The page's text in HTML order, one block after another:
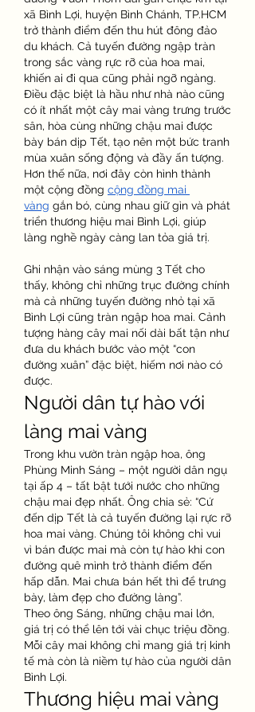
xã Bình Lợi, huyện Bình Chánh, TP.HCM
trở thành điểm đến thu hút đông đảo
du khách. Cả tuyến đường ngập tràn
trong sắc vàng rực rỡ của hoa mai,
khiến ai đi qua cũng phải ngỡ ngàng.
Điều đặc biệt là hầu như nhà nào cũng
có ít nhất một cây mai vàng trưng trước
sân, hòa cùng những chậu mai được
bày bán dịp Tết, tạo nên một bức tranh
mùa xuân sống động và đầy ấn tượng.
Hơn thế nữa, nơi đây còn hình thành
một cộng đồng cộng đồng mai
vàng gắn bó, cùng nhau giữ gìn và phát
triển thương hiệu mai Bình Lợi, giúp
làng nghề ngày càng lan tỏa giá trị.
Ghi nhận vào sáng mùng 3 Tết cho
thấy, không chỉ những trục đường chính
mà cả những tuyến đường nhỏ tại xã
Bình Lợi cũng tràn ngập hoa mai. Cảnh
tượng hàng cây mai nối dài bất tận như
đưa du khách bước vào một “con
đường xuân” đặc biệt, hiếm nơi nào có
được.
Người dân tự hào với
làng mai vàng
Trong khu vườn tràn ngập hoa, ông
Phùng Minh Sáng – một người dân ngụ
tại ấp 4 – tất bật tưới nước cho những
chậu mai đẹp nhất. Ông chia sẻ: “Cứ
đến dịp Tết là cả tuyến đường lại rực rỡ
hoa mai vàng. Chúng tôi không chỉ vui
vì bán được mai mà còn tự hào khi con
đường quê mình trở thành điểm đến
hấp dẫn. Mai chưa bán hết thì để trưng
bày, làm đẹp cho đường làng”.
Theo ông Sáng, những chậu mai lớn,
giá trị có thể lên tới vài chục triệu đồng.
Mỗi cây mai không chỉ mang giá trị kinh
tế mà còn là niềm tự hào của người dân
Bình Lợi.
Thương hiệu mai vàng